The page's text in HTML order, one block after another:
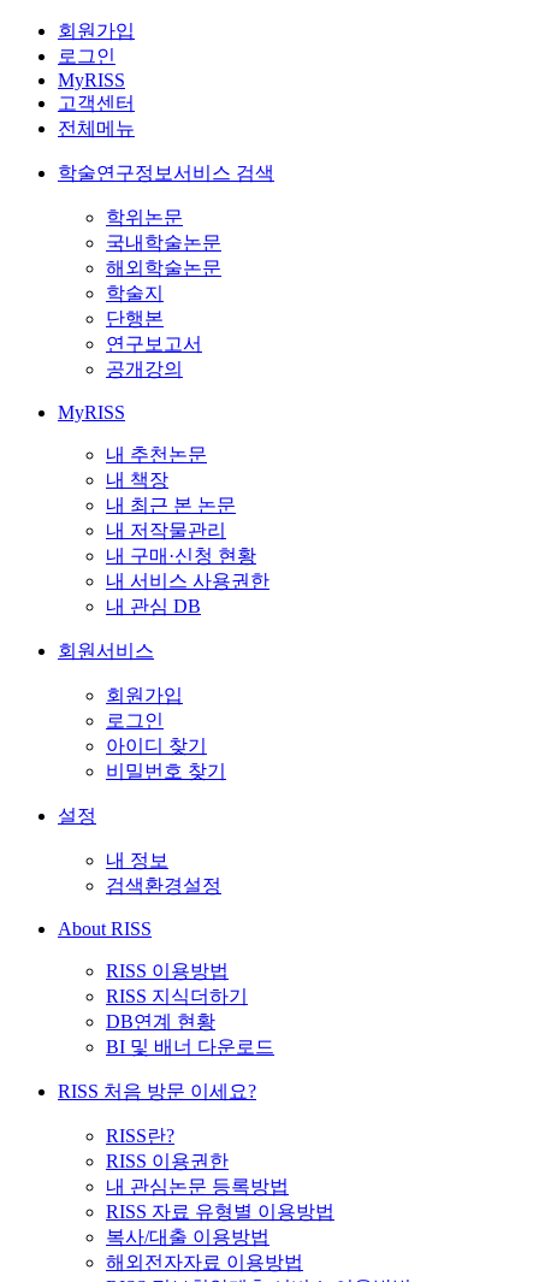
회원가입
로그인
MyRISS
고객센터
전체메뉴
학술연구정보서비스 검색
학위논문
국내학술논문
해외학술논문
학술지
단행본
연구보고서
공개강의
MyRISS
내 추천논문
내 책장
내 최근 본 논문
내 저작물관리
내 구매·신청 현황
내 서비스 사용권한
내 관심 DB
회원서비스
회원가입
로그인
아이디 찾기
비밀번호 찾기
설정
내 정보
검색환경설정
About RISS
RISS 이용방법
RISS 지식더하기
DB연계 현황
BI 및 배너 다운로드
RISS 처음 방문 이세요?
RISS란?
RISS 이용권한
내 관심논문 등록방법
RISS 자료 유형별 이용방법
복사/대출 이용방법
해외전자자료 이용방법